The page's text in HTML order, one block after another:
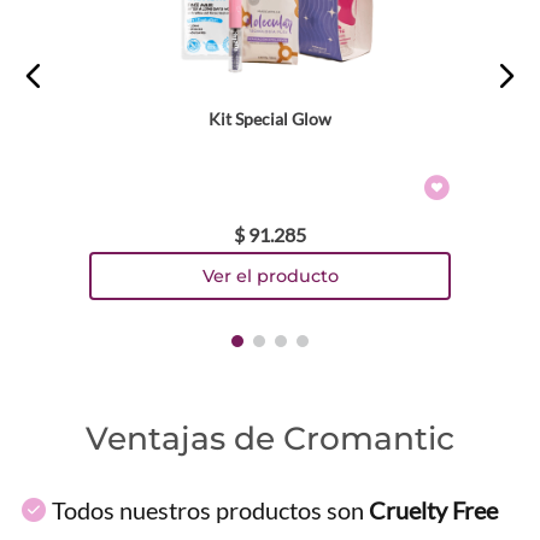
Kit Special Glow
$ 91.285
Ventajas de Cromantic
Todos nuestros productos son Cruelty Free